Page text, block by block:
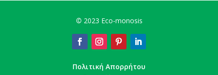
© 2023 Eco-monosis
Πολιτική Απορρήτου